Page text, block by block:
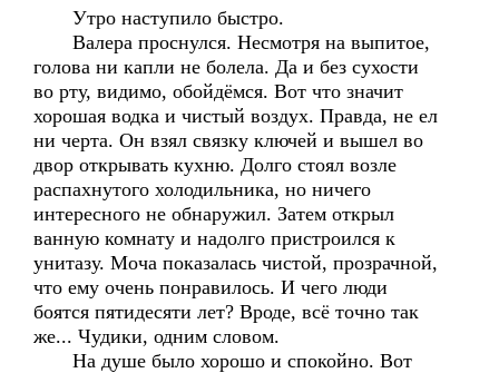
Утро наступило быстро.
Валера проснулся. Несмотря на выпитое,
голова ни капли не болела. Да и без сухости
во рту, видимо, обойдёмся. Вот что значит
хорошая водка и чистый воздух. Правда, не ел
ни черта. Он взял связку ключей и вышел во
двор открывать кухню. Долго стоял возле
распахнутого холодильника, но ничего
интересного не обнаружил. Затем открыл
ванную комнату и надолго пристроился к
унитазу. Моча показалась чистой, прозрачной,
что ему очень понравилось. И чего люди
боятся пятидесяти лет? Вроде, всё точно так
же... Чудики, одним словом.
На душе было хорошо и спокойно. Вот